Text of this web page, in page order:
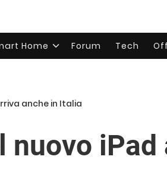
Home Forum Tech
anche in Italia
nuovo